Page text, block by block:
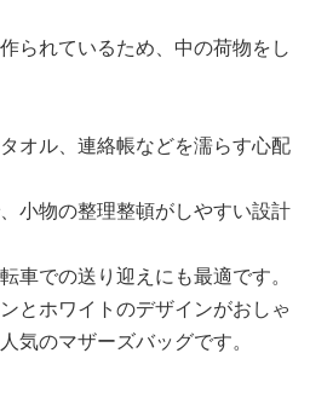
られているため、中の荷物をし
オル、連絡帳などを濡らす心配
小物の整理整頓がしやすい設計
車での送り迎えにも最適です。
とホワイトのデザインがおしゃ
気のマザーズバッグです。